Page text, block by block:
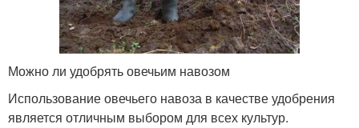
Можно ли удобрять овечьим навозом
Использование овечьего навоза в качестве удобрения
является отличным выбором для всех культур.